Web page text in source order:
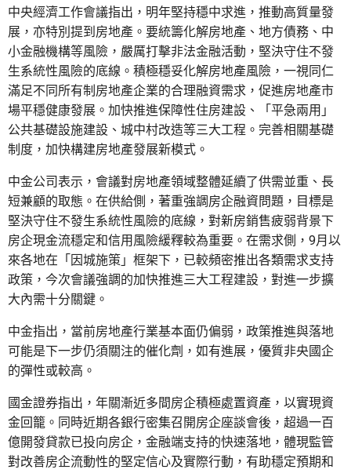
中央經濟工作會議指出，明年堅持穩中求進，推動高質量發
展，亦特別提到房地產。要統籌化解房地產、地方債務、中
小金融機構等風險，嚴厲打擊非法金融活動，堅決守住不發
生系統性風險的底線。積極穩妥化解房地產風險，一視同仁
滿足不同所有制房地產企業的合理融資需求，促進房地產市
場平穩健康發展。加快推進保障性住房建設、「平急兩用」
公共基礎設施建設、城中村改造等三大工程。完善相關基礎
制度，加快構建房地產發展新模式。
中金公司表示，會議對房地產領域整體延續了供需並重、長
短兼顧的取態。在供給側，著重強調房企融資問題，目標是
堅決守住不發生系統性風險的底線，對新房銷售疲弱背景下
房企現金流穩定和信用風險緩釋較為重要。在需求側，9月以
來各地在「因城施策」框架下，已較頻密推出各類需求支持
政策，今次會議強調的加快推進三大工程建設，對進一步擴
大內需十分關鍵。
中金指出，當前房地產行業基本面仍偏弱，政策推進與落地
可能是下一步仍須關注的催化劑，如有進展，優質非央國企
的彈性或較高。
國金證券指出，年關漸近多間房企積極處置資產，以實現資
金回籠。同時近期各銀行密集召開房企座談會後，超過一百
億開發貸款已投向房企，金融端支持的快速落地，體現監管
對改善房企流動性的堅定信心及實際行動，有助穩定預期和